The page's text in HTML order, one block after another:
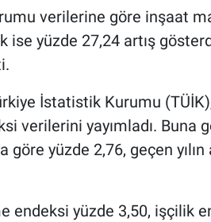
verilerine göre inşaat
ise yüzde 27,24 artış
İstatistik Kurumu
verilerini yayımladı. Buna
yüzde 2,76, geçen yılın
endeksi yüzde 3,50, işçilik